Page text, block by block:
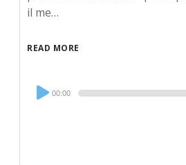
il me…
READ MORE
Audio
Player
00:00